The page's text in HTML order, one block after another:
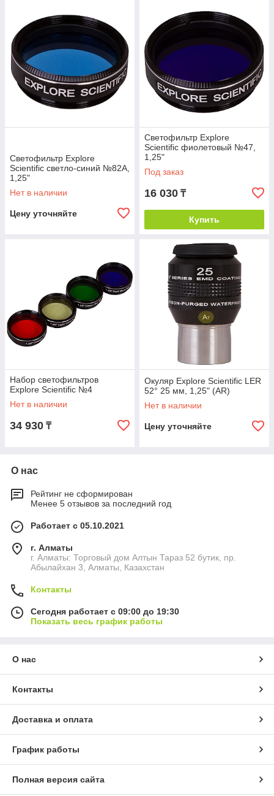
Светофильтр Explore
Scientific светло-синий №82A,
1,25"
Нет в наличии
Цену уточняйте
Светофильтр Explore
Scientific фиолетовый №47,
1,25"
Под заказ
16 030 ₸
Купить
Набор светофильтров
Explore Scientific №4
Нет в наличии
34 930 ₸
Окуляр Explore Scientific LER
52° 25 мм, 1,25" (AR)
Нет в наличии
Цену уточняйте
О нас
Рейтинг не сформирован
Менее 5 отзывов за последний год
Работает с 05.10.2021
г. Алматы
г. Алматы: Торговый дом Алтын Тараз 52 бутик, пр.
Абылайхан 3, Алматы, Казахстан
Контакты
Сегодня работает с 09:00 до 19:30
Показать весь график работы
О нас
Контакты
Доставка и оплата
График работы
Полная версия сайта